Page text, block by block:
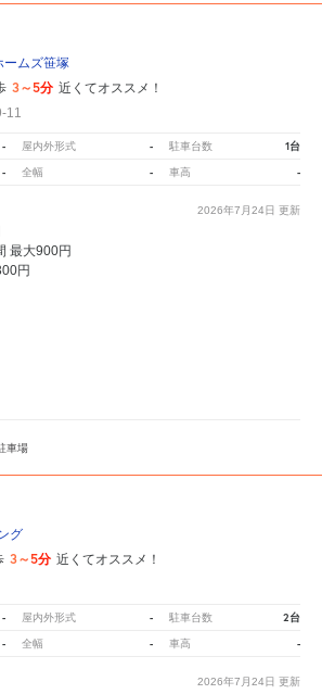
ームズ笹塚
3～5分 近くてオススメ！
11
- 屋内外形式 - 駐車台数 1台
- 全幅 - 車高 -
2026年7月24日 更新
最大900円
円
車場
グ
3～5分 近くてオススメ！
- 屋内外形式 - 駐車台数 2台
- 全幅 - 車高 -
2026年7月24日 更新